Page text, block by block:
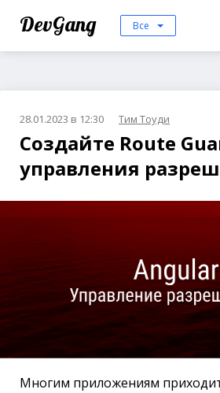
DevGang Все
28.01.2023 в 12:30 Тим Тоуди
Создайте Route
управления
Многим приложениям